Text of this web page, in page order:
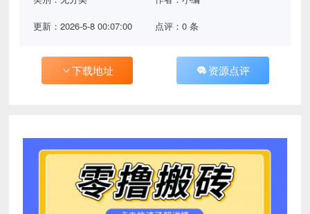
更新：2026-5-8 00:07:00 点评：0 条
下载地址 资源点评